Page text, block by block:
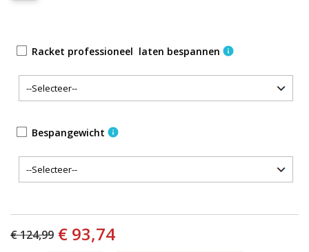
Racket professioneel laten bespannen info
Bespangewicht info
€ 124,99 € 93,74